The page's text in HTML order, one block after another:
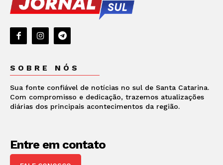
SOBRE NÓS
Sua fonte confiável de notícias no sul de Santa Catarina.
Com compromisso e dedicação, trazemos atualizações
diárias dos principais acontecimentos da região.
Entre em contato